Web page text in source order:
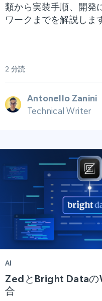
類から実装手順、開発
ワークまでを解説しま
2 分読
Antonello Zanini
Technical Writer
AI
ZedとBright Dataの
合